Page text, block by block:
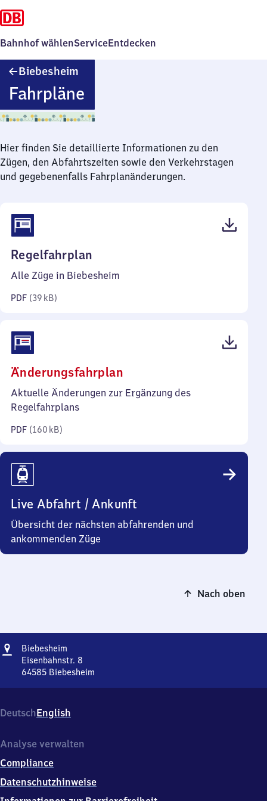
Bahnhof wählenServiceEntdecken
Biebesheim
Fahrpläne
Hier finden Sie detaillierte Informationen zu den
Zügen, den Abfahrtszeiten sowie den Verkehrstagen
und gegebenenfalls Fahrplanänderungen.
Regelfahrplan
39
Alle Züge in Biebesheim
PDF (39 kB)
Änderungsfahrplan
160
Aktuelle Änderungen zur Ergänzung des
Regelfahrplans
PDF (160 kB)
Live Abfahrt / Ankunft
Übersicht der nächsten abfahrenden und
ankommenden Züge
Nach oben
Adresse
Biebesheim
Eisenbahnstr. 8
64585 Biebesheim
8,
6
5
5
Biebesheim
DeutschEnglish
Analyse verwalten
Compliance
Datenschutzhinweise